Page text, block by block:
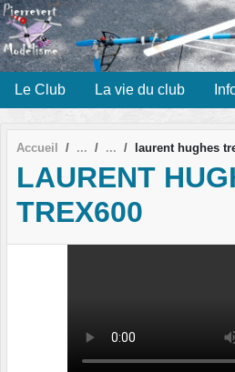
Le Club La vie du club
Accueil laurent hughes
LAURENT
TREX600
Panneau de gestion des cookies